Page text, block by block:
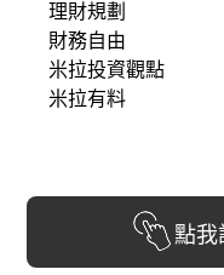
理財規劃
財務自由
米拉投資觀點
米拉有料
點我